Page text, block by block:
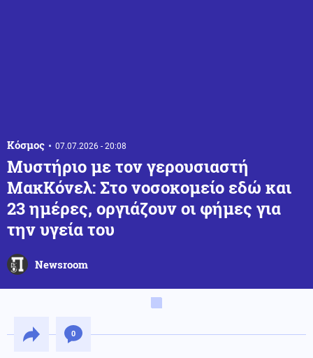
Κόσμος 07.07.2026 - 20:08
Μυστήριο με τον γερουσιαστή
ΜακΚόνελ: Στο νοσοκομείο εδώ και
23 ημέρες, οργιάζουν οι φήμες για
την υγεία του
Newsroom
0